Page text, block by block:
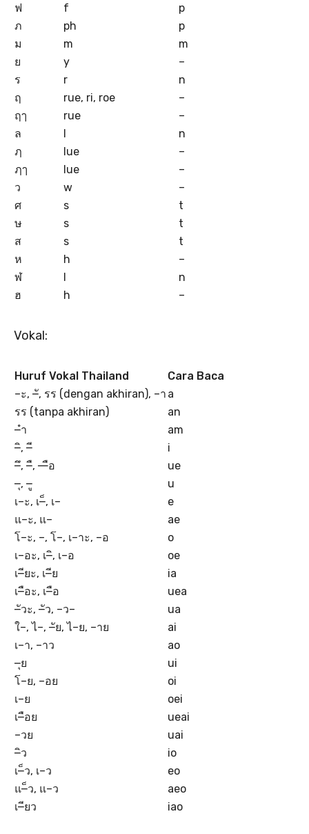
ฟ
f
p
ภ
ph
p
ม
m
m
ย
y
–
ร
r
n
ฤ
rue, ri, roe
–
ฤๅ
rue
–
ล
l
n
ฦ
lue
–
ฦๅ
lue
–
ว
w
–
ศ
s
t
ษ
s
t
ส
s
t
ห
h
–
ฬ
l
n
ฮ
h –
Vokal:
Huruf Vokal Thailand
Cara Baca
–ะ, –ั, รร (dengan akhiran), –า a
รร (tanpa akhiran)
an
–ำ
am
–ิ, –ี
i
–ึ, –ื, —ือ
ue
–ุ, –ู
u
เ–ะ, เ–็, เ–
e
แ–ะ, แ–
ae
โ–ะ, –, โ–, เ–าะ, –อ
o
เ–อะ, เ–ิ, เ–อ
oe
เ–ียะ, เ–ีย
ia
เ–ือะ, เ–ือ
uea
–ัวะ, –ัว, –ว–
ua
ใ–, ไ–, –ัย, ไ–ย, –าย
ai
เ–า, –าว
ao
–ุย
ui
โ–ย, –อย
oi
เ–ย
oei
เ–ือย
ueai
–วย
uai
–ิว
io
เ–็ว, เ–ว
eo
แ–็ว, แ–ว
aeo
เ–ียว
iao